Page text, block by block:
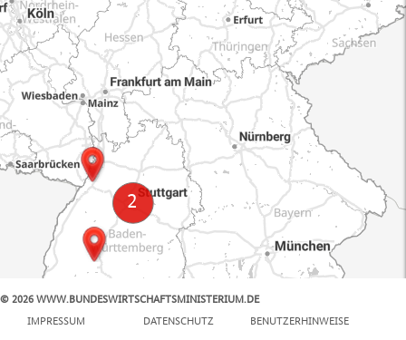
© 2026 WWW.BUNDESWIRTSCHAFTSMINISTERIUM.DE
IMPRESSUM
DATENSCHUTZ BENUTZERHINWEISE